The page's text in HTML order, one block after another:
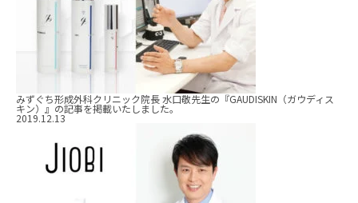
みずぐち形成外科クリニック院長 水口敬先生の『GAUDISKIN（ガウディス
キン）』の記事を掲載いたしました。
2019.12.13